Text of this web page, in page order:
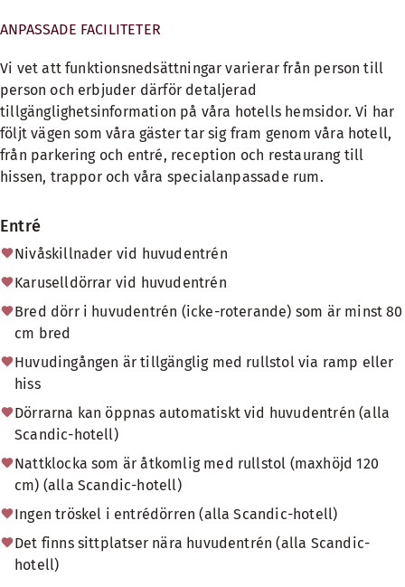
ANPASSADE FACILITETER
Vi vet att funktionsnedsättningar varierar från person till
person och erbjuder därför detaljerad
tillgänglighetsinformation på våra hotells hemsidor. Vi har
följt vägen som våra gäster tar sig fram genom våra hotell,
från parkering och entré, reception och restaurang till
hissen, trappor och våra specialanpassade rum.
Entré
Nivåskillnader vid huvudentrén
Karuselldörrar vid huvudentrén
Bred dörr i huvudentrén (icke-roterande) som är minst 80
cm bred
Huvudingången är tillgänglig med rullstol via ramp eller
hiss
Dörrarna kan öppnas automatiskt vid huvudentrén (alla
Scandic-hotell)
Nattklocka som är åtkomlig med rullstol (maxhöjd 120
cm) (alla Scandic-hotell)
Ingen tröskel i entrédörren (alla Scandic-hotell)
Det finns sittplatser nära huvudentrén (alla Scandic-
hotell)